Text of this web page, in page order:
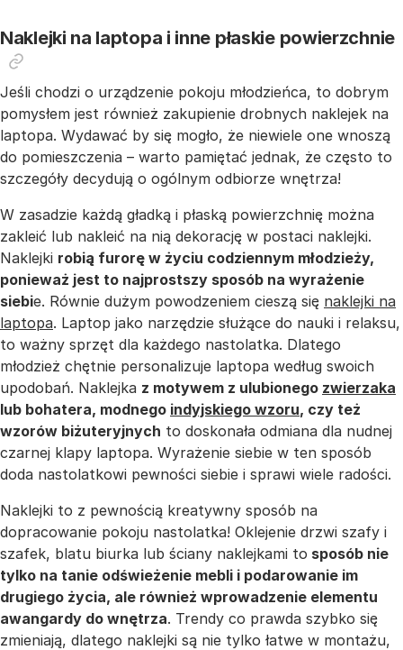
Naklejki na laptopa i inne płaskie powierzchnie
Jeśli chodzi o urządzenie pokoju młodzieńca, to dobrym
pomysłem jest również zakupienie drobnych naklejek na
laptopa. Wydawać by się mogło, że niewiele one wnoszą
do pomieszczenia – warto pamiętać jednak, że często to
szczegóły decydują o ogólnym odbiorze wnętrza!
W zasadzie każdą gładką i płaską powierzchnię można
zakleić lub nakleić na nią dekorację w postaci naklejki.
Naklejki robią furorę w życiu codziennym młodzieży,
ponieważ jest to najprostszy sposób na wyrażenie
siebie. Równie dużym powodzeniem cieszą się naklejki na
laptopa. Laptop jako narzędzie służące do nauki i relaksu,
to ważny sprzęt dla każdego nastolatka. Dlatego
młodzież chętnie personalizuje laptopa według swoich
upodobań. Naklejka z motywem z ulubionego zwierzaka
lub bohatera, modnego indyjskiego wzoru, czy też
wzorów biżuteryjnych to doskonała odmiana dla nudnej
czarnej klapy laptopa. Wyrażenie siebie w ten sposób
doda nastolatkowi pewności siebie i sprawi wiele radości.
Naklejki to z pewnością kreatywny sposób na
dopracowanie pokoju nastolatka! Oklejenie drzwi szafy i
szafek, blatu biurka lub ściany naklejkami to sposób nie
tylko na tanie odświeżenie mebli i podarowanie im
drugiego życia, ale również wprowadzenie elementu
awangardy do wnętrza. Trendy co prawda szybko się
zmieniają, dlatego naklejki są nie tylko łatwe w montażu,